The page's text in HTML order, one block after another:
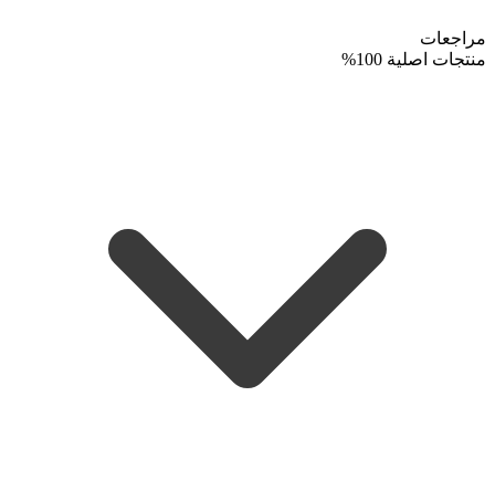
مراجعات
منتجات اصلية 100%